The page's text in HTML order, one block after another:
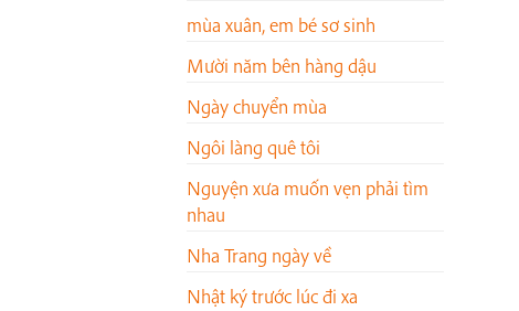
mùa xuân, em bé sơ sinh
Mười năm bên hàng dậu
Ngày chuyển mùa
Ngôi làng quê tôi
Nguyện xưa muốn vẹn phải tìm
nhau
Nha Trang ngày về
Nhật ký trước lúc đi xa